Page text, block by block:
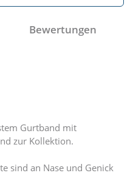
Bewertungen
Gurtband mit
zur Kollektion.
sind an Nase und Genick